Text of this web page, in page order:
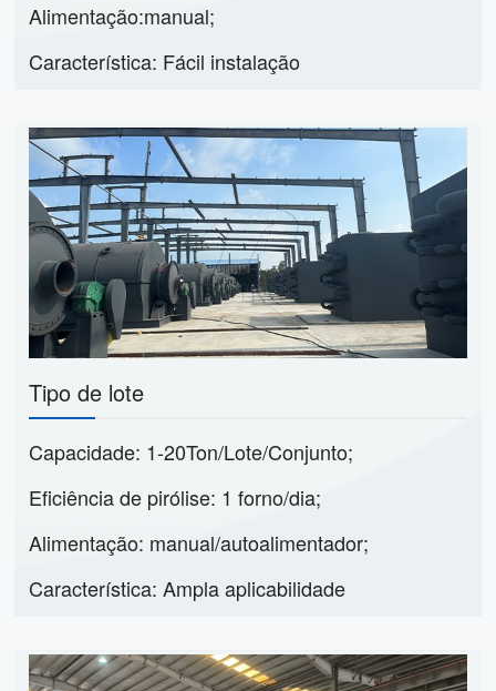
Alimentação:manual;
Característica: Fácil instalação
Tipo de lote
Capacidade: 1-20Ton/Lote/Conjunto;
Eficiência de pirólise: 1 forno/dia;
Alimentação: manual/autoalimentador;
Característica: Ampla aplicabilidade